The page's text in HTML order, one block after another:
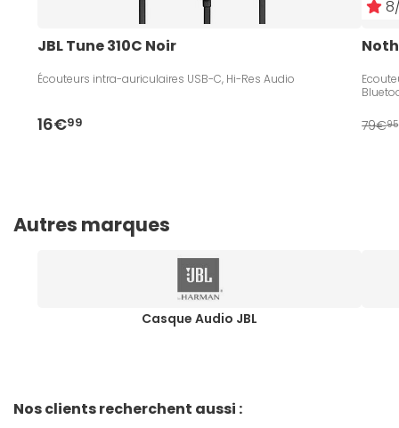
JBL Tune 310C Noir
Écouteurs intra-auriculaires USB-C, Hi-Res Audio
16€99 79€95
Autres marques
Casque Audio JBL
Nos clients recherchent aussi :